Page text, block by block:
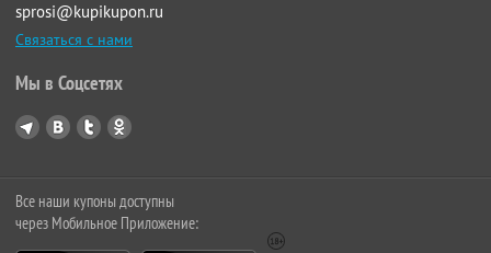
sprosi@kupikupon.ru
Связаться с нами
Мы в Соцсетях
Все наши купоны доступны
через Мобильное Приложение: